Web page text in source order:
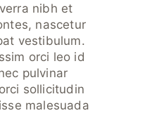
nibh et
nascetur
vestibulum.
orci leo id
pulvinar
sollicitudin
malesuada